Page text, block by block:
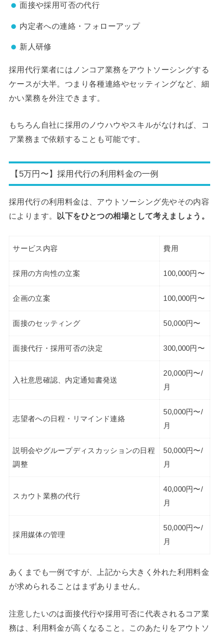
面接や採用可否の代行
内定者への連絡・フォローアップ
新人研修
採用代行業者にはノンコア業務をアウトソーシングする
ケースが大半。つまり各種連絡やセッティングなど、細
かい業務を外注できます。
もちろん自社に採用のノウハウやスキルがなければ、コ
ア業務まで依頼することも可能です。
【5万円〜】採用代行の利用料金の一例
採用代行の利用料金は、アウトソーシング先やその内容
によります。
以下をひとつの相場として考えましょう。
サービス内容 費用
採用の方向性の立案 100,000円〜
企画の立案 100,000円〜
面接のセッティング 50,000円〜
面接代行・採用可否の決定 300,000円〜
入社意思確認、内定通知書発送
20,000円〜/
月
志望者への日程・リマインド連絡
50,000円〜/
月
説明会やグループディスカッションの日程
調整
50,000円〜/
月
スカウト業務の代行
40,000円〜/
月
採用媒体の管理
50,000円〜/
月
あくまでも一例ですが、上記から大きく外れた利用料金
が求められることはまずありません。
注意したいのは面接代行や採用可否に代表されるコア業
務は、利用料金が高くなること。このあたりをアウトソ